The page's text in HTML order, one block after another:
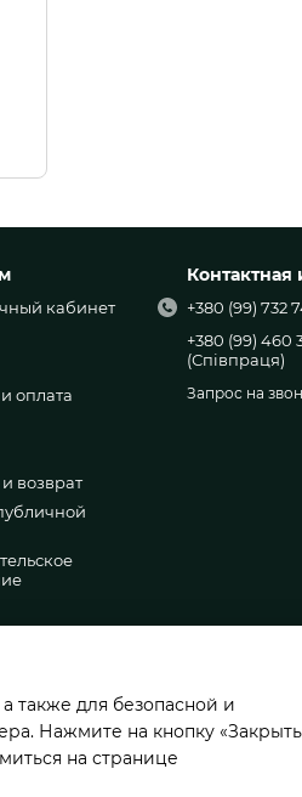
кабинет
оплата
возврат
+380 (99) 732
+380 (99) 460
(Співпраця)
Запрос на
также для безопасной и
Нажмите на кнопку
на странице